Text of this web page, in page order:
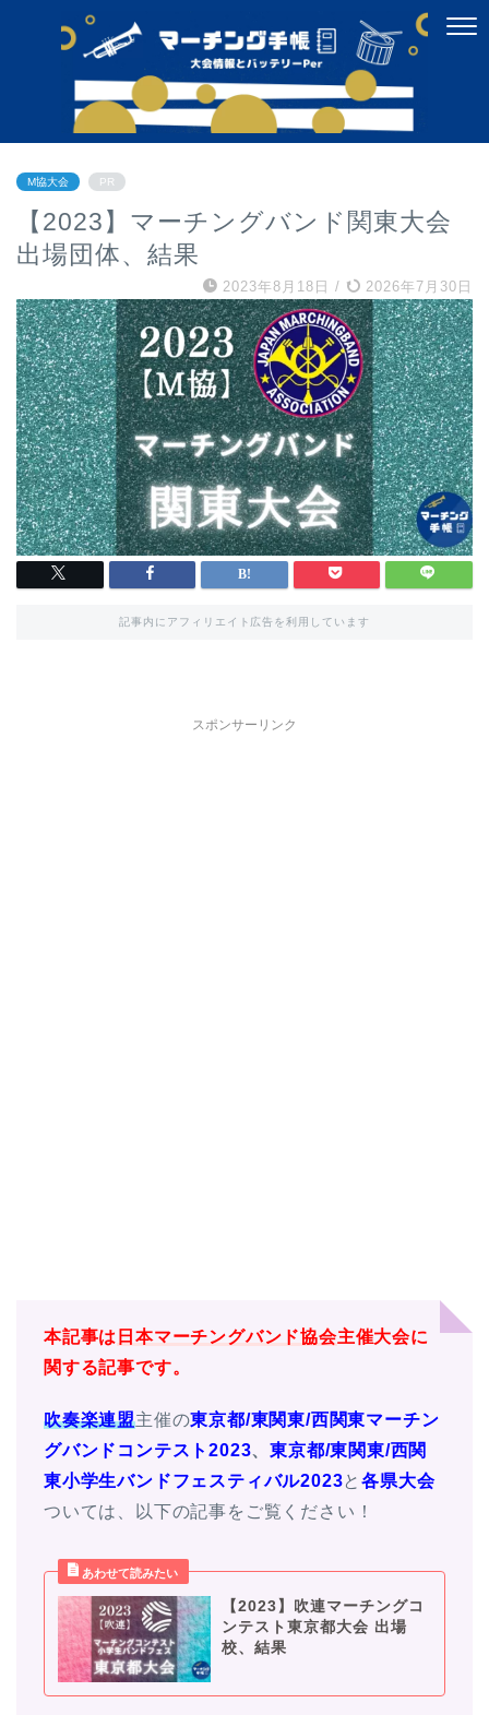
M協大会 PR
【2023】マーチングバンド関東大会
出場団体、結果
2023年8月18日 / 2026年7月30日
記事内にアフィリエイト広告を利用しています
スポンサーリンク
本記事は 日本マーチングバンド協会主催大会に
関する記事です。
吹奏楽連盟主催の東京都/東関東/西関東マーチン
グバンドコンテスト2023、東京都/東関東/西関
東小学生バンドフェスティバル2023と各県大会
ついては、以下の記事をご覧ください！
【2023】吹連マーチングコ
ンテスト東京都大会 出場
校、結果